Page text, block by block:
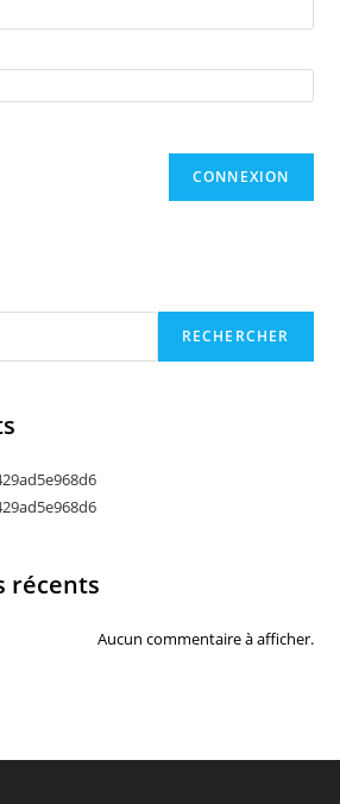
CONNEXION
RECHERCHER
récents
Aucun commentaire à afficher.